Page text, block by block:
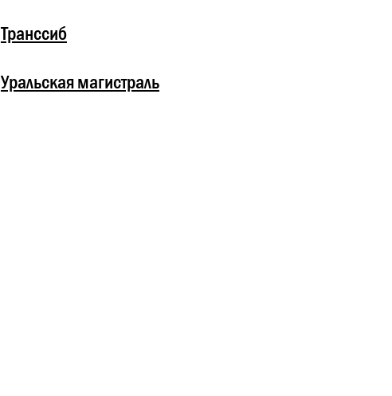
Транссиб
Уральская магистраль